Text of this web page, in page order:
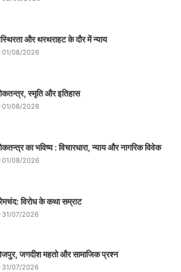
के पदाधिकारी
पर जारी बवाल हरियाणा के
गया है। सोमवार को वर्ल्ड
के डेलिगेशन ने गृहमंत्री राजनाथ
विवादित सवाल पर कार्रवाई
की मुलाकात के दौरान
भूषण भारती को बर्खास्त
कदम उठाने की मांग की गई।
दिया है कि सीएम साहब के
और थरथराहट के दौर में न्याय
01/08/2026
स्मृति और इतिहास
01/08/2026
का भविष्य : विचारधारा, न्याय और नागरिक विवेक
01/08/2026
विरोध के कथा सम्राट
31/07/2026
जगदीश महतो और सामाजिक प्रश्न
31/07/2026